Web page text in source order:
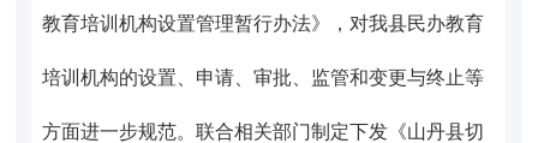
教育培训机构设置管理暂行办法》，对我县民办教育
培训机构的设置、申请、审批、监管和变更与终止等
方面进一步规范。联合相关部门制定下发《山丹县切